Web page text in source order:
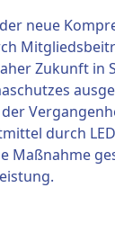
neue
Zukunft in
durch
Maßnahme